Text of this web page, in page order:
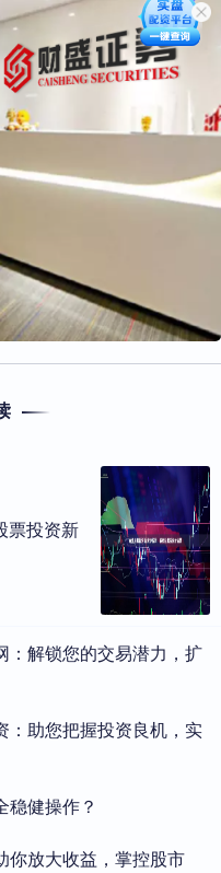
票投资新
：解锁您的交易潜力，扩
：助您把握投资良机，实
稳健操作？
你放大收益，掌控股市